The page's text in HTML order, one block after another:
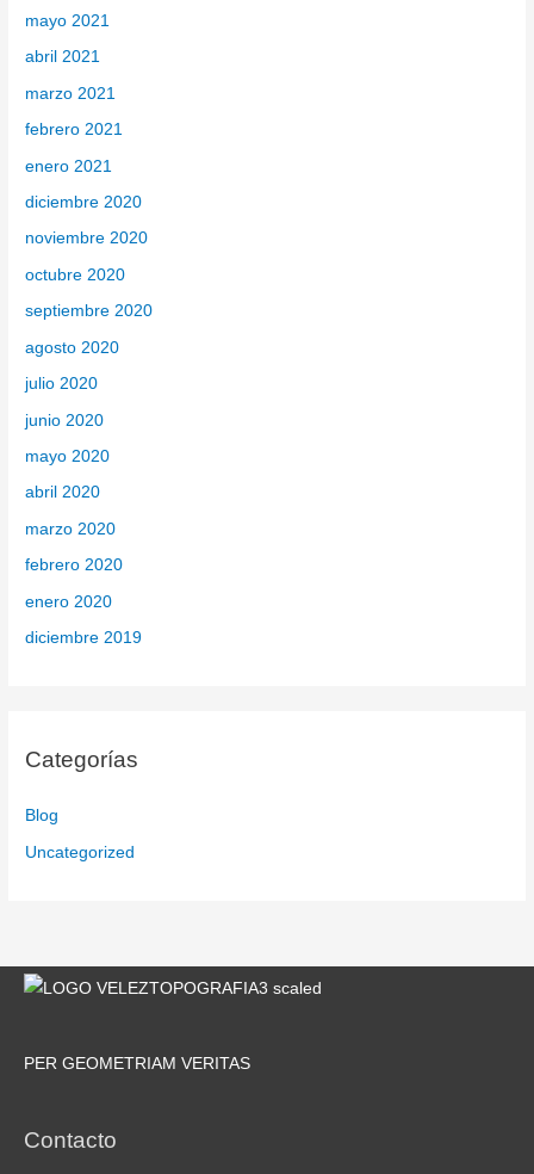
mayo 2021
abril 2021
marzo 2021
febrero 2021
enero 2021
diciembre 2020
noviembre 2020
octubre 2020
septiembre 2020
agosto 2020
julio 2020
junio 2020
mayo 2020
abril 2020
marzo 2020
febrero 2020
enero 2020
diciembre 2019
Categorías
Blog
Uncategorized
PER GEOMETRIAM VERITAS
Contacto